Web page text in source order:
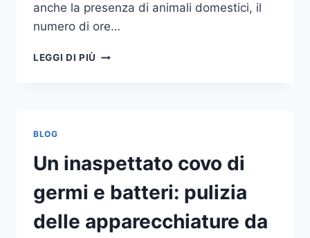
anche la presenza di animali domestici, il
numero di ore…
LEGGI DI PIÙ COME
BLOG
Un inaspettato covo di
germi e batteri: pulizia
delle apparecchiature da